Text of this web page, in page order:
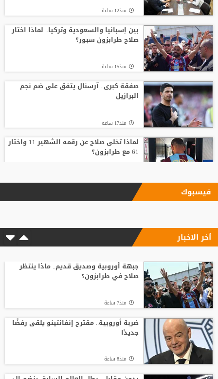
منذ12 ساعة
بين إسبانيا والسعودية وتركيا.. لماذا اختار
صلاح طرابزون سبور؟
منذ15 ساعة
صفقة كبرى.. آرسنال يتفق على ضم نجم
البرازيل
منذ17 ساعة
لماذا تخلى صلاح عن رقمه الشهير 11 واختار
61 مع طرابزون؟
17 مليون يورو سنويا.. صلاح يصل إسطنبول
سعودي !!
موعد توقيع عقد محمد صلاح مع طرابزون
من الأهلي السعودي للبريميرليج.. يايسله
فيسبوك
آخر الاخبار
جبهة أوروبية وصديق قديم.. ماذا ينتظر
صلاح في طرابزون؟
منذ7 ساعة
ضربة أوروبية.. مقترح إنفانتينو يلقى رفضًا
جديدًا
منذ8 ساعة